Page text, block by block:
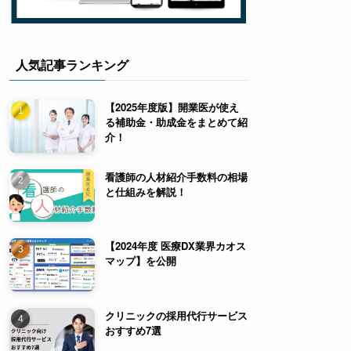
人気記事ランキング
【2025年度版】開業医が使え
る補助金・助成金をまとめて紹
介！
看護師の人材紹介手数料の相場
と仕組みを解説！
【2024年度 医療DX業界カオス
マップ】を公開
クリニックの採用代行サービス
おすすめ7選